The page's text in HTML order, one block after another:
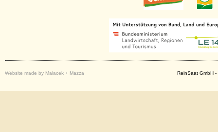
Website made by Malacek + Mazza ReinSaat GmbH